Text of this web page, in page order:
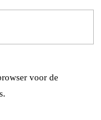
voor de